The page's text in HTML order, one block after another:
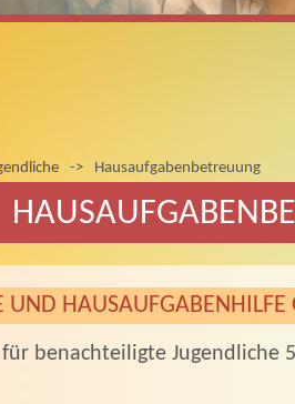
-> Hausaufgabenbetreuung
UND HAUSAUFGABENHILFE
benachteiligte Jugendliche